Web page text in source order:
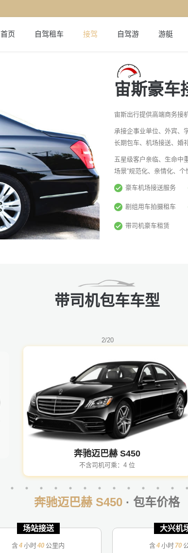
首页 自驾租车 接驾 自驾游 游艇
宙斯豪车
宙斯出行提供高端商务接
承接企事业单位、外宾、
长期包车、机场接送、婚
五星级客户亲临、生命中
场景“规范化、亲情化、个
豪车机场接送服务
剧组用车拍摄租车
带司机豪车租赁
带司机包车车型
2/20
奔驰迈巴赫 S450
不含司机可乘：4 位
场站接送
4 40
大兴机
4 70
奔驰迈巴赫 S450 · 包车价格
场站接送
含4 小时40 公里内
大兴机
含4 小时 70
场站接送
4 40
大兴机
4 70
场站接送
4 40
大兴机
4 70
场站接送
4 40
大兴机
4 70
场站接送
4 40
大兴机
4 70
场站接送
4 40
大兴机
4 70
场站接送
4 40
大兴机
4 70
场站接送
4 40
大兴机
4 70
场站接送
4 40
大兴机
4 70
场站接送包
4 40
半日包
4 70
首都机场接送
4 40
大兴机场
4 70
首都机场接送
4 40
大兴机场
4 70
首都机场接送
4 40
大兴机场
4 70
首都机场接送
4 40
大兴机场
4 70
首都机场接送
4 40
大兴机场
4 70
首都机场接送
4 40
大兴机场
4 70
首都机场接送
4 40
大兴机场
4 70
首都机场接送
4 40
大兴机场
4 70
首都机场接送
4 40
大兴机场
4 70